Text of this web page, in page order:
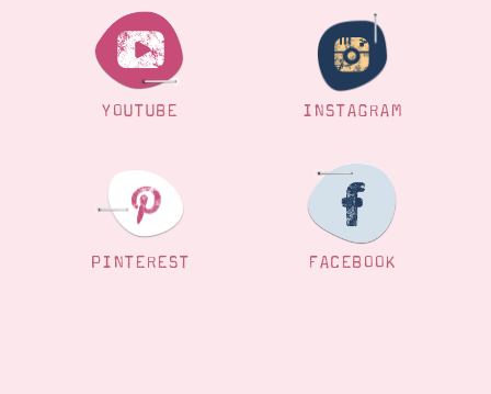
Tipps & Tricks
Ordnungstipps
YOUTUBE INSTAGRAM
PINTEREST FACEBOOK